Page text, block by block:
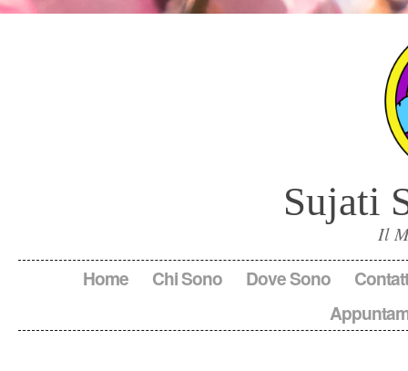
Sujati
Il
Home Chi Sono Dove Sono